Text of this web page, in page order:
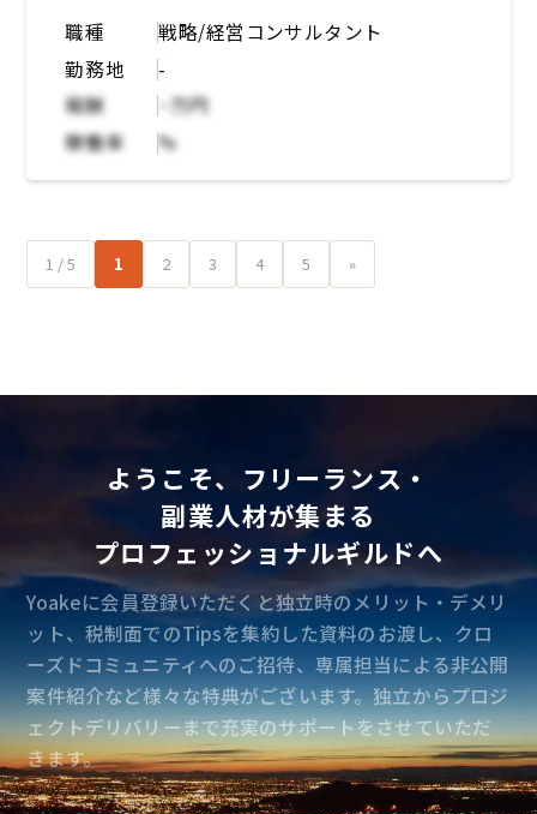
職種
戦略/経営コンサルタント
勤務地
-
報酬
~万円
稼働率
%
1 / 5 1 2 3 4 5 »
ようこそ、フリーランス・
副業人材が集まる
プロフェッショナルギルドへ
Yoakeに会員登録いただくと独立時のメリット・デメリ
ット、税制面でのTipsを集約した資料のお渡し、クロ
ーズドコミュニティへのご招待、専属担当による非公開
案件紹介など様々な特典がございます。独立からプロジ
ェクトデリバリーまで充実のサポートをさせていただ
きます。